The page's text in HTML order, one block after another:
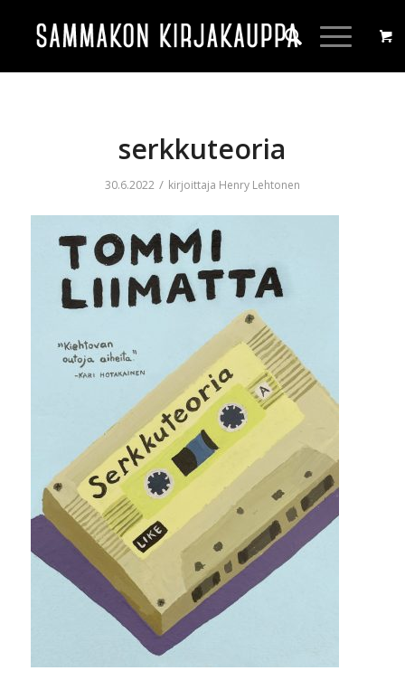
serkkuteoria
30.6.2022 / kirjoittaja Henry Lehtonen